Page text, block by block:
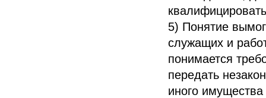
5) Понятие
служащих и
понимается
передать
иного